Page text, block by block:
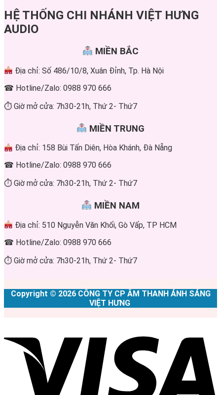
HỆ THỐNG CHI NHÁNH VIỆT HƯNG
AUDIO
MIỀN BẮC
Địa chỉ: Số 486/10/8, Xuân Đỉnh, Tp. Hà Nội
☎ Hotline/Zalo: 0988 970 666
⏱ Giờ mở cửa: 7h30-21h, Thứ 2- Thứ7
MIỀN TRUNG
Địa chỉ: 158 Bùi Tấn Diên, Hòa Khánh, Đà Nẵng
☎ Hotline/Zalo: 0988 970 666
⏱ Giờ mở cửa: 7h30-21h, Thứ 2- Thứ7
MIỀN NAM
Địa chỉ: 510 Nguyễn Văn Khối, Gò Vấp, TP HCM
☎ Hotline/Zalo: 0988 970 666
⏱ Giờ mở cửa: 7h30-21h, Thứ 2- Thứ7
Copyright © 2026 CÔNG TY CP ÂM THANH ÁNH SÁNG
VIỆT HƯNG